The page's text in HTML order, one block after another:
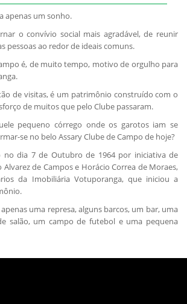
apenas um sonho.
o convívio social mais agradável, de reunir
pessoas ao redor de ideais comuns.
é, de muito tempo, motivo de orgulho para
de visitas, é um patrimônio construído com o
de muitos que pelo Clube passaram.
pequeno córrego onde os garotos iam se
se no belo Assary Clube de Campo de hoje?
no dia 7 de Outubro de 1964 por iniciativa de
Alvarez de Campos e Horácio Correa de Moraes,
da Imobiliária Votuporanga, que iniciou a
uma represa, alguns barcos, um bar, uma
salão, um campo de futebol e uma pequena